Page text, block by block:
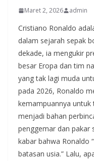
Maret 2, 2026 admin
Cristiano Ronaldo
dalam sejarah sepak
dekade, ia mengukir
besar Eropa dan tim
yang tak lagi muda
pada 2026, Ronaldo
kemampuannya
menjadi bahan
penggemar dan pakar
kabar bahwa Ronaldo
batasan usia.” Lalu,